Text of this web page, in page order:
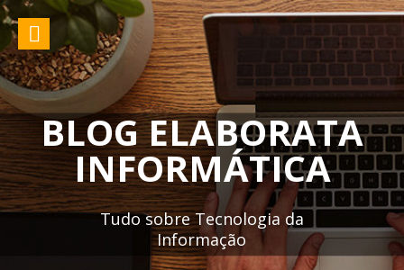
Pular
para
o
conteúdo
BLOG ELABORATA
INFORMÁTICA
Tudo sobre Tecnologia da
Informação